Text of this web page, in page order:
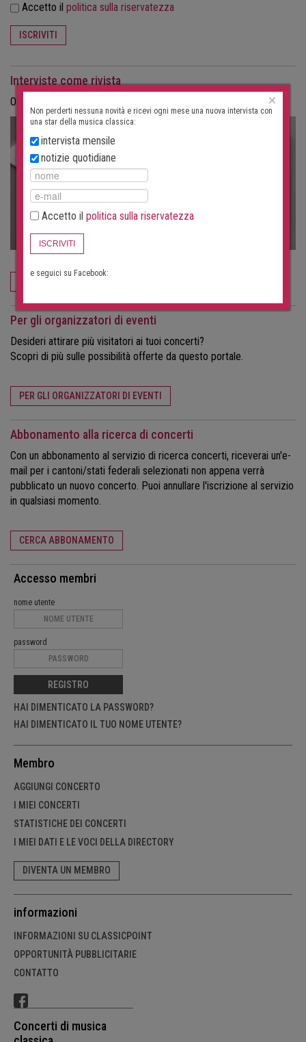
Accetto il politica sulla riservatezza
ISCRIVITI
Interviste come rivista
Ordina le interviste in formato cartaceo come rivista.
ORDINA ORA
Per gli organizzatori di eventi
Desideri attirare più visitatori ai tuoi concerti?
Scopri di più sulle possibilità offerte da questo portale.
PER GLI ORGANIZZATORI DI EVENTI
Abbonamento alla ricerca di concerti
Con un abbonamento al servizio di ricerca concerti, riceverai un'e-
mail per i cantoni/stati federali selezionati non appena verrà
pubblicato un nuovo concerto. Puoi annullare l'iscrizione al servizio
in qualsiasi momento.
CERCA ABBONAMENTO
Accesso membri
nome utente
password
REGISTRO
HAI DIMENTICATO LA PASSWORD?
HAI DIMENTICATO IL TUO NOME UTENTE?
Membro
AGGIUNGI CONCERTO
I MIEI CONCERTI
STATISTICHE DEI CONCERTI
I MIEI DATI E LE VOCI DELLA DIRECTORY
DIVENTA UN MEMBRO
informazioni
INFORMAZIONI SU CLASSICPOINT
OPPORTUNITÀ PUBBLICITARIE
CONTATTO
Concerti di musica
×
Non perderti nessuna novità e ricevi ogni mese una nuova intervista con
una star della musica classica:
intervista mensile
notizie quotidiane
Accetto il politica sulla riservatezza
ISCRIVITI
e seguici su Facebook: